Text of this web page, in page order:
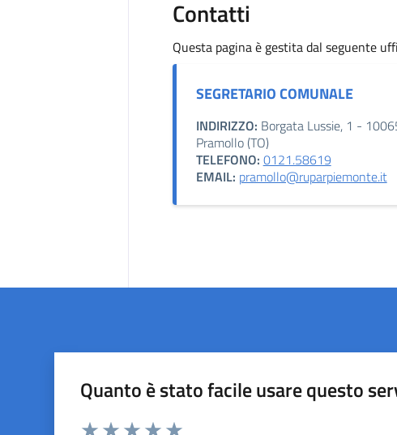
Contatti
Questa pagina è gestita dal seguente
SEGRETARIO COMUNALE
INDIRIZZO: Borgata Lussie, 1 -
Pramollo (TO)
TELEFONO: 0121.58619
EMAIL: pramollo@ruparpiemonte.it
Quanto è stato facile usare questo
Valuta da 1 a 5 stelle la pagina